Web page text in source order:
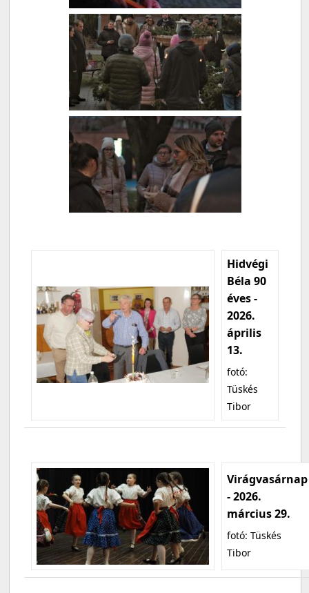
Hidvégi
Béla 90
éves -
2026.
április
13.
fotó:
Tüskés
Tibor
Virágvasárnap
- 2026.
március 29.
fotó: Tüskés
Tibor